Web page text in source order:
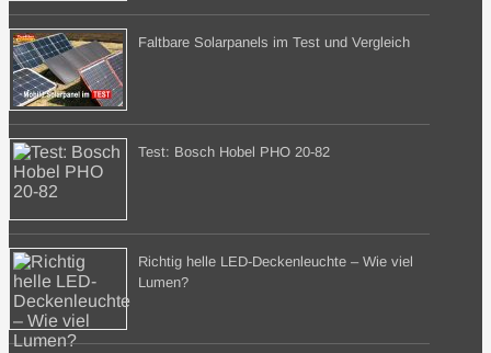
Faltbare Solarpanels im Test und Vergleich
Test: Bosch Hobel PHO 20-82
Richtig helle LED-Deckenleuchte – Wie viel
Lumen?